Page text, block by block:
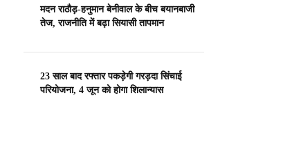
मदन राठौड़-हनुमान बेनीवाल के बीच बयानबाजी
तेज, राजनीति में बढ़ा सियासी तापमान
23 साल बाद रफ्तार पकड़ेगी गरड़दा सिंचाई
परियोजना, 4 जून को होगा शिलान्यास